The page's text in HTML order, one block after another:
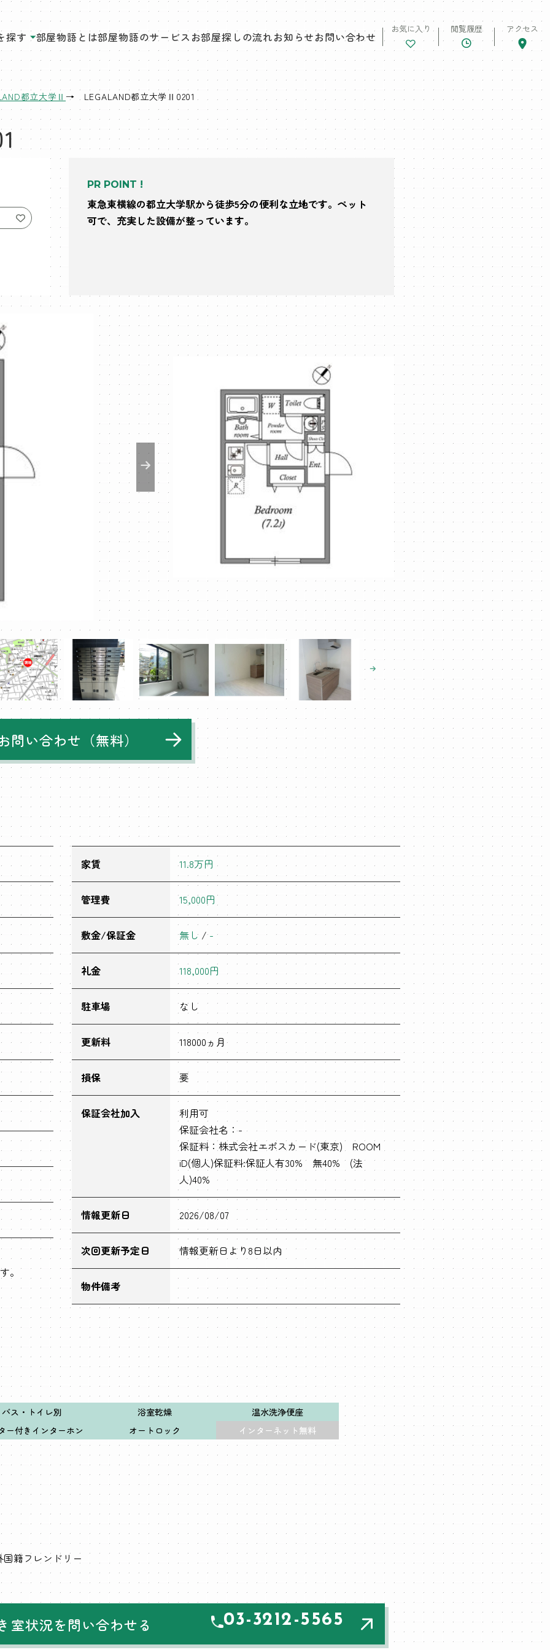
探す 部屋物語とは部屋物語のサービス お部屋探しの流れお知らせお問い合わせ
お気に入り 閲覧履歴 アクセス
都立大学Ⅱ LEGALAND都立大学Ⅱ0201
PR POINT !
東急東横線の都立大学駅から徒歩5分の便利な立地です。ペット
可で、充実した設備が整っています。
問い合わせ（無料）
。
家賃 11.8万円
管理費 15,000円
敷金/保証金 無し /-
礼金 118,000円
駐車場 なし
更新料 118000ヵ月
損保 要
保証会社加入
利用可
保証会社名：-
保証料：株式会社エポスカード(東京) ROOM
iD(個人)保証料:保証人有30% 無40% (法
人)40%
情報更新日 2026/08/07
次回更新予定日 情報更新日より8日以内
物件備考
バス・トイレ別 浴室乾燥
温水洗浄便座
ー付きインターホン
オートロック インターネット無料
国籍フレンドリー
室状況を問い合わせる 03-3212-5565